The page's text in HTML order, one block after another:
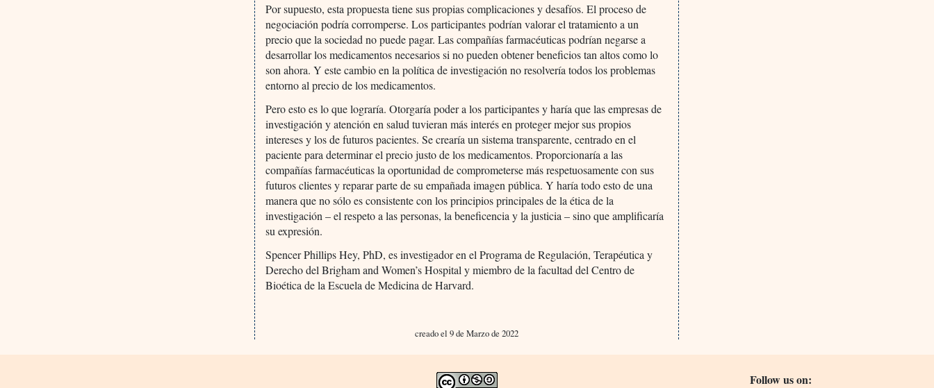
Por supuesto, esta propuesta tiene sus propias complicaciones y desafíos. El proceso de
negociación podría corromperse. Los participantes podrían valorar el tratamiento a un
precio que la sociedad no puede pagar. Las compañías farmacéuticas podrían negarse a
desarrollar los medicamentos necesarios si no pueden obtener beneficios tan altos como lo
son ahora. Y este cambio en la política de investigación no resolvería todos los problemas
entorno al precio de los medicamentos.
Pero esto es lo que lograría. Otorgaría poder a los participantes y haría que las empresas de
investigación y atención en salud tuvieran más interés en proteger mejor sus propios
intereses y los de futuros pacientes. Se crearía un sistema transparente, centrado en el
paciente para determinar el precio justo de los medicamentos. Proporcionaría a las
compañías farmacéuticas la oportunidad de comprometerse más respetuosamente con sus
futuros clientes y reparar parte de su empañada imagen pública. Y haría todo esto de una
manera que no sólo es consistente con los principios principales de la ética de la
investigación – el respeto a las personas, la beneficencia y la justicia – sino que amplificaría
su expresión.
Spencer Phillips Hey, PhD, es investigador en el Programa de Regulación, Terapéutica y
Derecho del Brigham and Women’s Hospital y miembro de la facultad del Centro de
Bioética de la Escuela de Medicina de Harvard.
creado el 9 de Marzo de 2022
Follow us on: